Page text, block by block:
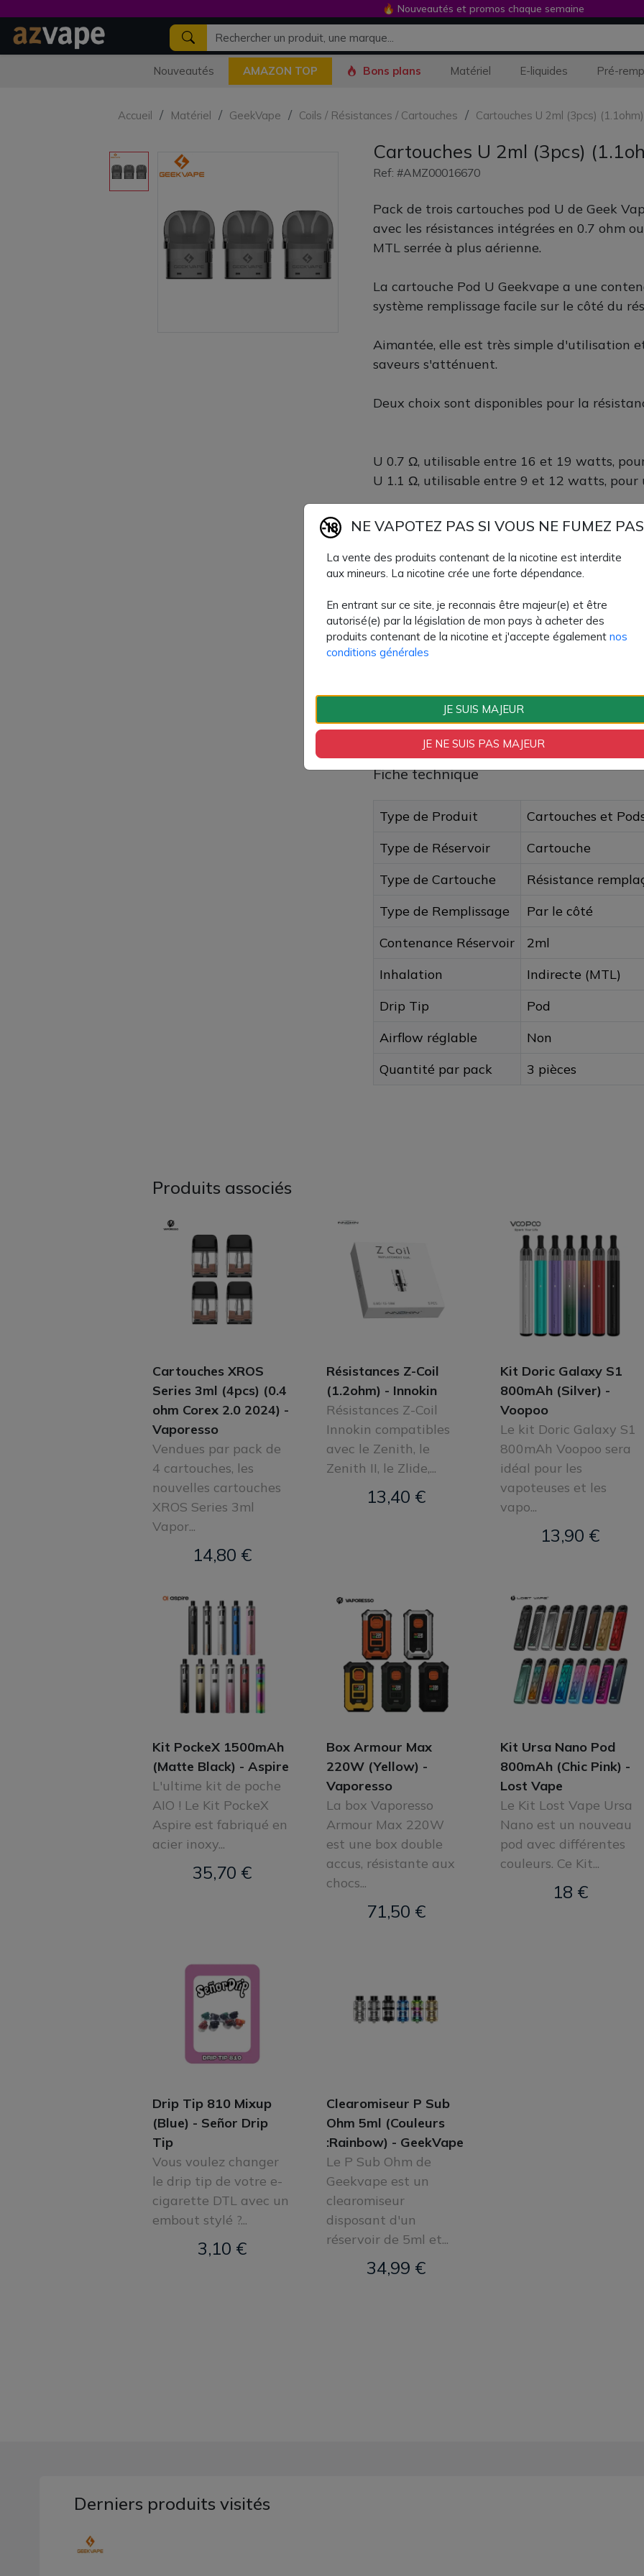
Nouveautés AMAZON TOP Bons plans Matériel E-liquides Pré-
Accueil Matériel GeekVape Coils / Résistances / Cartouches Cartouches U 2ml (3pcs)
Cartouches U 2ml (3pcs)
Ref: #AMZ00016670
Pack de trois cartouches pod U de Geek
avec les résistances intégrées en 0.7 ohm
MTL serrée à plus aérienne.
La cartouche Pod U Geekvape a une
système remplissage facile sur le côté du
Aimantée, elle est très simple d'utilisation
saveurs s'atténuent.
Deux choix sont disponibles pour la
U 0.7 Ω, utilisable entre 16 et 19 watts,
U 1.1 Ω, utilisable entre 9 et 12 watts, pour
Ces cartouches sont compatibles avec les
Wenax U, Obelisk U et Sonder U.
de 3 unités.
10 €
Quantité AJOUTER À
Livraison rapide
Fiche technique
Type de Produit
Cartouches et
Type de Réservoir
Cartouche
Type de Cartouche
Résistance
Type de Remplissage
Par le côté
Contenance Réservoir
2ml
Inhalation
Indirecte (MTL)
Drip Tip
Pod
Airflow réglable
Non
Quantité par pack
3 pièces
Produits associés
Cartouches XROS
Series 3ml (4pcs) (0.4
ohm Corex 2.0 2024) -
Vaporesso
Vendues par pack de
4 cartouches, les
nouvelles cartouches
XROS Series 3ml
Vapor...
14,80 €
Résistances Z-Coil
(1.2ohm) - Innokin
Résistances Z-Coil
Innokin compatibles
avec le Zenith, le
Zenith II, le Zlide,...
13,40 €
Kit Doric Galaxy S1
800mAh (Silver) -
Voopoo
Le kit Doric Galaxy S1
800mAh Voopoo sera
idéal pour les
vapoteuses et les
vapo...
13,90 €
Kit PockeX 1500mAh
(Matte Black) - Aspire
L'ultime kit de poche
AIO ! Le Kit PockeX
Aspire est fabriqué en
acier inoxy...
35,70 €
Box Armour Max
220W (Yellow) -
Vaporesso
La box Vaporesso
Armour Max 220W
est une box double
accus, résistante aux
chocs...
71,50 €
Kit Ursa Nano Pod
800mAh (Chic Pink) -
Lost Vape
Le Kit Lost Vape Ursa
Nano est un nouveau
pod avec différentes
couleurs. Ce Kit...
18 €
Drip Tip 810 Mixup
(Blue) - Señor Drip
Tip
Vous voulez changer
le drip tip de votre e-
cigarette DTL avec un
embout stylé ?...
3,10 €
Clearomiseur P Sub
Ohm 5ml (Couleurs
:Rainbow) - GeekVape
Le P Sub Ohm de
Geekvape est un
clearomiseur
disposant d'un
réservoir de 5ml et...
34,99 €
Derniers produits visités
🔥 Nouveautés et promos chaque semaine
NE VAPOTEZ PAS SI VOUS NE FUMEZ
La vente des produits contenant de la nicotine est interdite
aux mineurs. La nicotine crée une forte dépendance.
En entrant sur ce site, je reconnais être majeur(e) et être
autorisé(e) par la législation de mon pays à acheter des
produits contenant de la nicotine et j'accepte également nos
conditions générales
JE SUIS MAJEUR
JE NE SUIS PAS MAJEUR